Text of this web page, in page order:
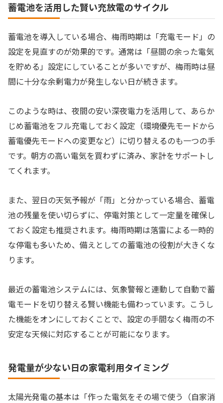
蓄電池を活用した賢い充放電のサイクル
蓄電池を導入している場合、梅雨時期は「充電モード」の
設定を見直すのが効果的です。通常は「昼間の余った電気
を貯める」設定にしていることが多いですが、梅雨時は昼
間に十分な余剰電力が発生しない日が続きます。
このような時は、夜間の安い深夜電力を活用して、あらか
じめ蓄電池をフル充電しておく設定（環境優先モードから
蓄電優先モードへの変更など）に切り替えるのも一つの手
です。朝方の高い電気を買わずに済み、家計をサポートし
てくれます。
また、翌日の天気予報が「雨」と分かっている場合、蓄電
池の残量を使い切らずに、停電対策として一定量を確保し
ておく設定も推奨されます。梅雨時期は落雷による一時的
な停電も多いため、備えとしての蓄電池の役割が大きくな
ります。
最近の蓄電池システムには、気象警報と連動して自動で蓄
電モードを切り替える賢い機能も備わっています。こうし
た機能をオンにしておくことで、設定の手間なく梅雨の不
安定な天候に対応することが可能になります。
発電量が少ない日の家電利用タイミング
太陽光発電の基本は「作った電気をその場で使う（自家消